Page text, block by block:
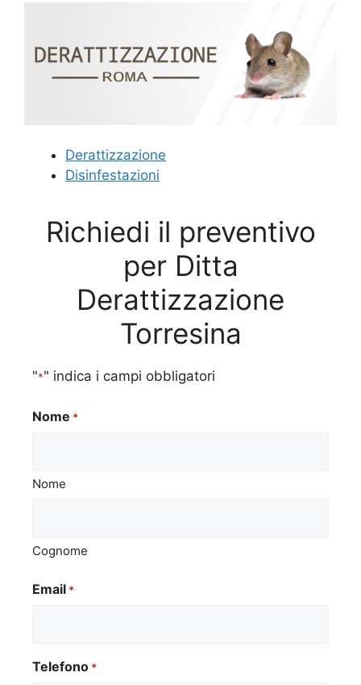
Derattizzazione
Disinfestazioni
Richiedi il preventivo
per Ditta
Derattizzazione
Torresina
"*" indica i campi obbligatori
Nome *
Nome
Cognome
Email *
Telefono *